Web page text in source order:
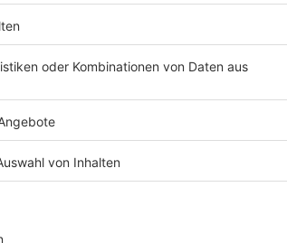
Homo Sapiens entwickelten die frühen
der Welt wurden in Deutschland
Menschen damals? Darum geht es in
ist der neue History-Podcast von WELT.
Datenschutzerklaerung-WELT-
die frühen Menschen eine Kultur.